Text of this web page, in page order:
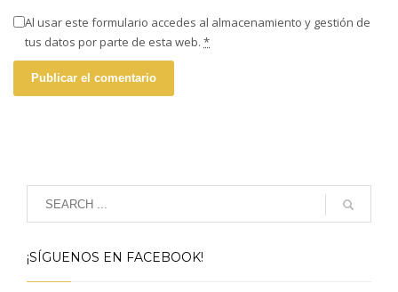
Al usar este formulario accedes al almacenamiento y gestión de
tus datos por parte de esta web. *
¡SÍGUENOS EN FACEBOOK!